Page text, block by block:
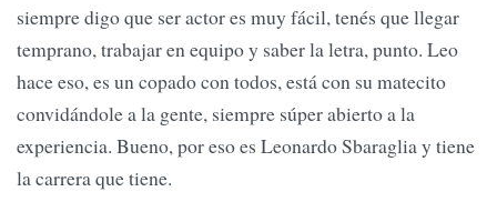
siempre digo que ser actor es muy fácil, tenés que llegar
temprano, trabajar en equipo y saber la letra, punto. Leo
hace eso, es un copado con todos, está con su matecito
convidándole a la gente, siempre súper abierto a la
experiencia. Bueno, por eso es Leonardo Sbaraglia y tiene
la carrera que tiene.